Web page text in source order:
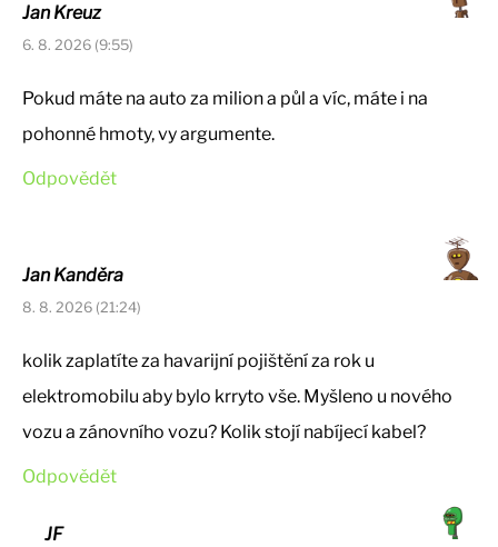
Jan Kreuz
6. 8. 2026 (9:55)
Pokud máte na auto za milion a půl a víc, máte i na
pohonné hmoty, vy argumente.
Odpovědět
Jan Kanděra
8. 8. 2026 (21:24)
kolik zaplatíte za havarijní pojištění za rok u
elektromobilu aby bylo krryto vše. Myšleno u nového
vozu a zánovního vozu? Kolik stojí nabíjecí kabel?
Odpovědět
JF